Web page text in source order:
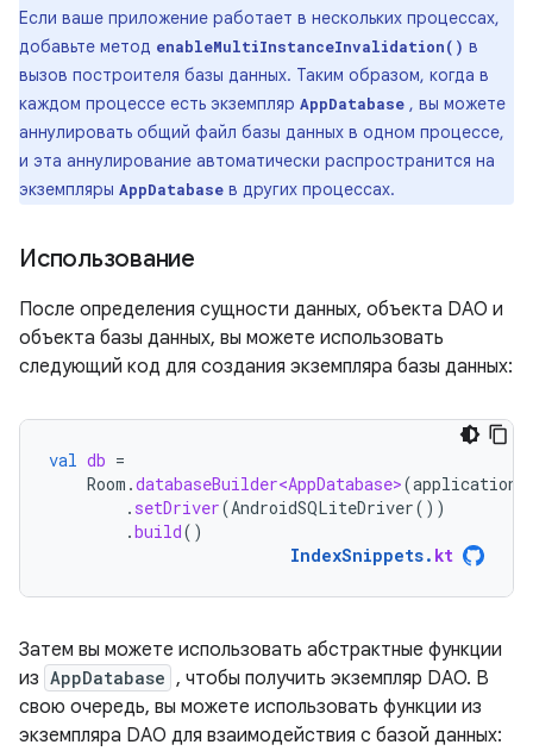
Если ваше приложение работает в нескольких процессах,
добавьте метод enableMultiInstanceInvalidation() в
вызов построителя базы данных. Таким образом, когда в
каждом процессе есть экземпляр AppDatabase , вы можете
аннулировать общий файл базы данных в одном процессе,
и эта аннулирование автоматически распространится на
экземпляры AppDatabase в других процессах.
Использование
После определения сущности данных, объекта DAO и
объекта базы данных, вы можете использовать
следующий код для создания экземпляра базы данных:
val db =
Room .databaseBuilder<AppDatabase>(
. setDriver(AndroidSQLiteDriver())
.build()
IndexSnippets. kt
Затем вы можете использовать абстрактные функции
из AppDatabase , чтобы получить экземпляр DAO. В
свою очередь, вы можете использовать функции из
экземпляра DAO для взаимодействия с базой данных: